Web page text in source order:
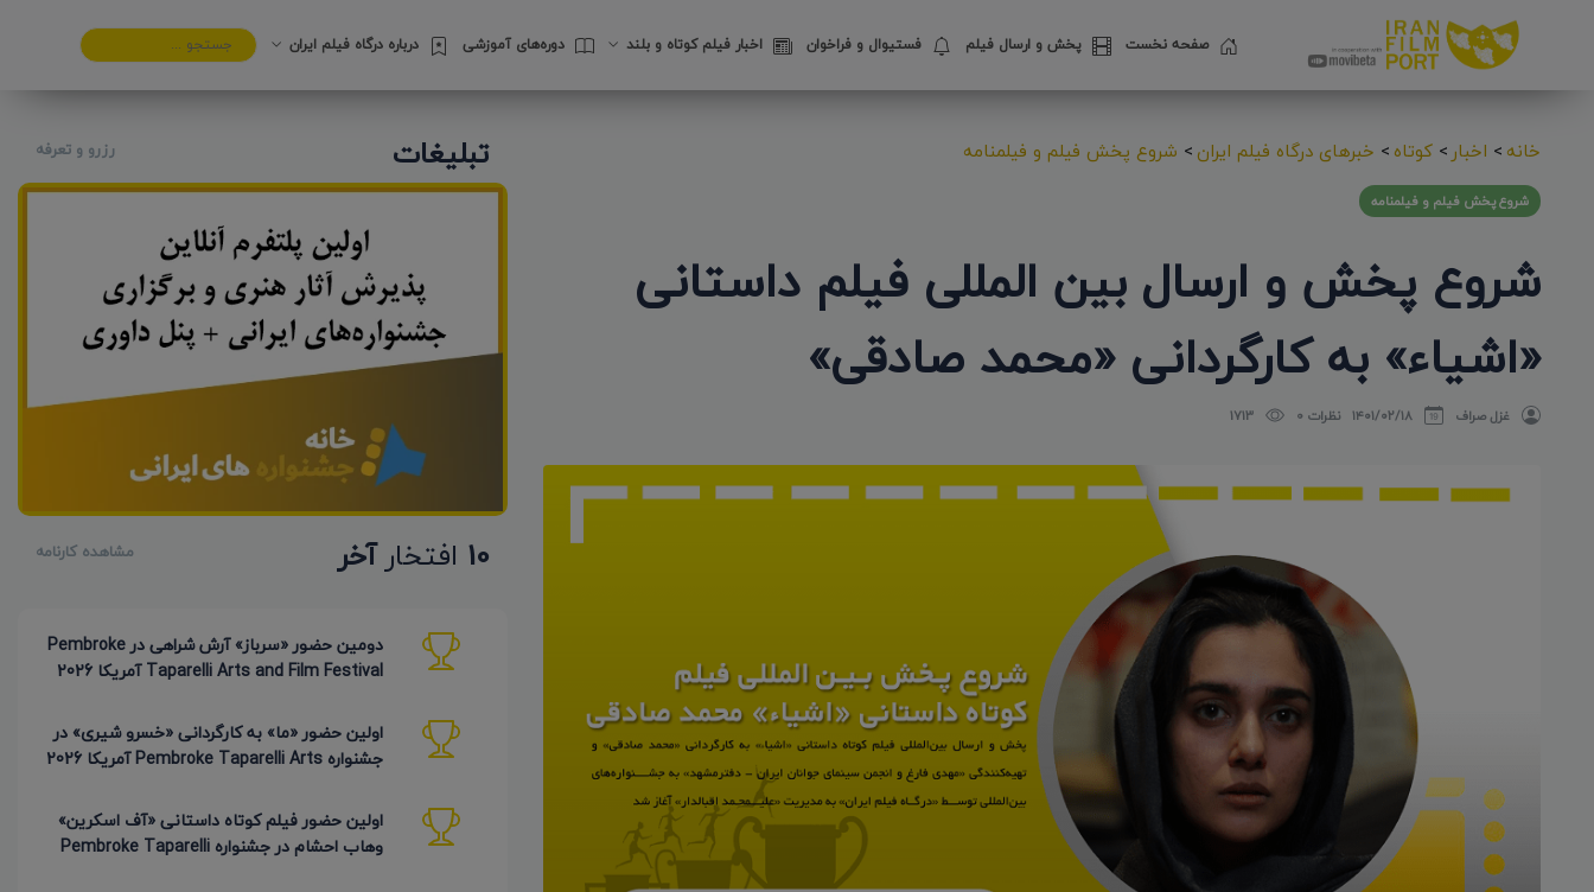
صفحه نخست پخش و ارسال فیلم فستیوال‌ و فراخوان اخبار فیلم کوتاه و بلند دوره‌های آموزشی درباره درگاه فیلم ایران
خانه> اخبار > کوتاه> خبرهای درگاه فیلم ایران> شروع پخش فیلم و فیلمنامه
شروع پخش فیلم و فیلمنامه
شروع پخش و ارسال بین المللی فیلم داستانی
«اشیاء» به کارگردانی «محمد صادقی»
غزل صراف ۱۴۰۱/۰۲/۱۸ نظرات 0 1713
تبلیغات رزرو و تعرفه
10 افتخارآخر مشاهده کارنامه
دومین حضور «سرباز» آرش شراهی در Pembroke
Taparelli Arts and Film Festival آمریکا 2026
اولین حضور «ما» به کارگردانی «خسرو شیری» در
جشنواره Pembroke Taparelli Arts آمریکا 2026
اولین حضور فیلم کوتاه داستانی «آف اسکرین»
وهاب احشام در جشنواره Pembroke Taparelli